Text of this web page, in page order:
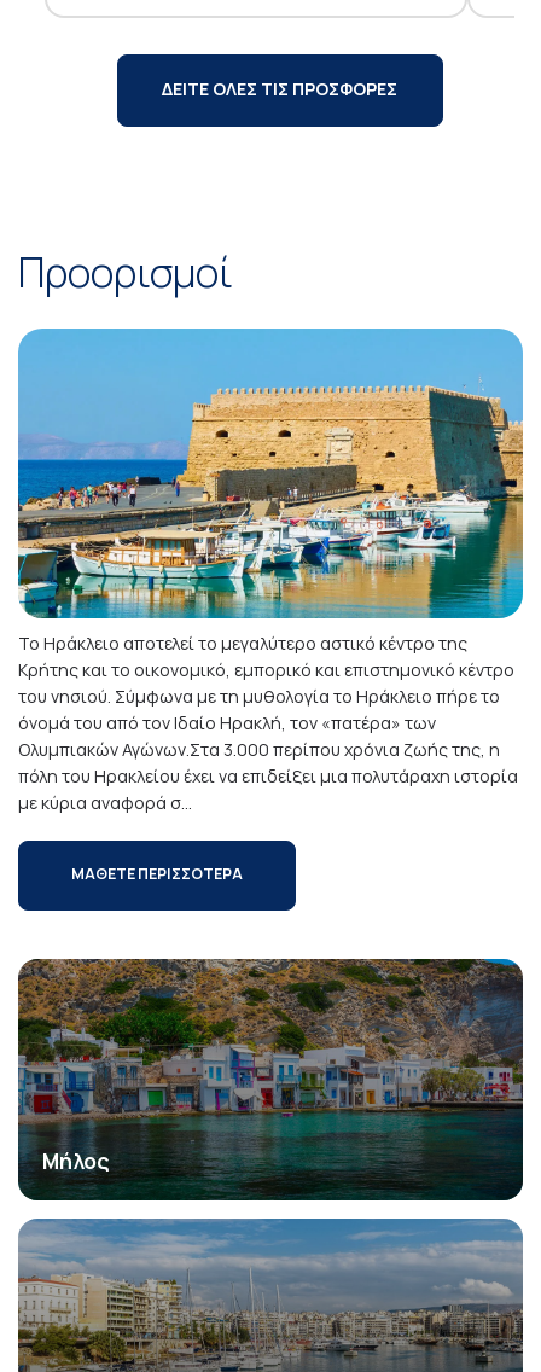
ΔΕΙΤΕ ΟΛΕΣ ΤΙΣ ΠΡΟΣΦΟΡΕΣ
Προορισμοί
Το Ηράκλειο αποτελεί το μεγαλύτερο αστικό κέντρο της
Κρήτης και το οικονομικό, εμπορικό και επιστημονικό κέντρο
του νησιού. Σύμφωνα με τη μυθολογία το Ηράκλειο πήρε το
όνομά του από τον Ιδαίο Ηρακλή, τον «πατέρα» των
Ολυμπιακών Αγώνων.Στα 3.000 περίπου χρόνια ζωής της, η
πόλη του Ηρακλείου έχει να επιδείξει μια πολυτάραχη ιστορία
με κύρια αναφορά σ...
ΜΑΘΕΤΕ ΠΕΡΙΣΣΟΤΕΡΑ
Μήλος